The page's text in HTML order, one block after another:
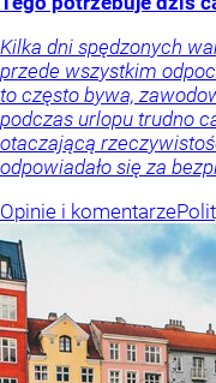
Kilka dni spędzonych
przede wszystkim
to często bywa,
podczas urlopu trudno
otaczającą
odpowiadało się za
Opinie i komentarze